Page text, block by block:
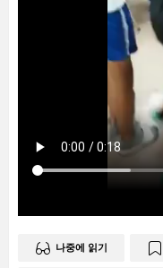
나중에 읽기